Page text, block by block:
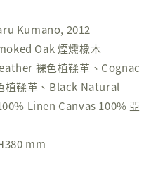
Kumano, 2012
Oak 煙燻橡木
裸色植鞣革、Cognac
植鞣革、Black Natural
Linen Canvas 100% 亞
mm